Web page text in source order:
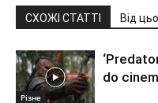
СХОЖІ СТАТТІ Від
Різне
do